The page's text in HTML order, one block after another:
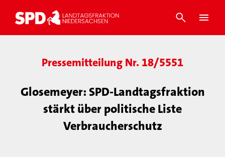
Pressemitteilung Nr. 18/5551
Glosemeyer: SPD-Landtagsfraktion
stärkt über politische Liste
Verbraucherschutz